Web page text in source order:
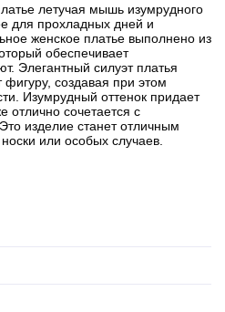
летучая мышь изумрудного
для прохладных дней и
женское платье выполнено из
обеспечивает
Элегантный силуэт платья
создавая при этом
Изумрудный оттенок придает
отлично сочетается с
изделие станет отличным
или особых случаев.